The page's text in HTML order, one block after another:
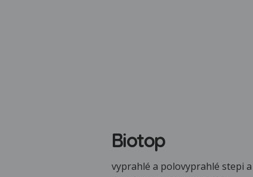
Biotop
vyprahlé a polovyprahlé stepi